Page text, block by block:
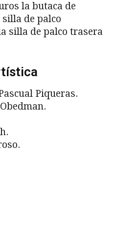
la butaca de
de palco
silla de palco trasera
Piqueras.